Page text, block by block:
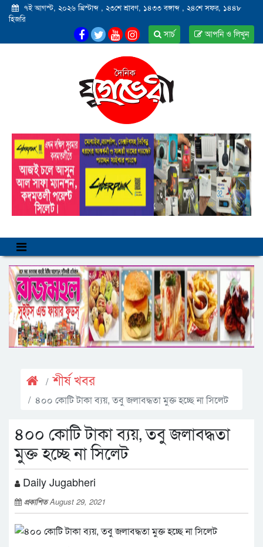
৭ই আগস্ট, ২০২৬ খ্রিস্টাব্দ , ২৩শে শ্রাবণ, ১৪৩৩ বঙ্গাব্দ , ২৪শে সফর, ১৪৪৮
হিজরি
আপনি ও লিখুন
সার্চ
শীর্ষ খবর
৪০০ কোটি টাকা ব্যয়, তবু জলাবদ্ধতা মুক্ত হচ্ছে না সিলেট
৪০০ কোটি টাকা ব্যয়, তবু জলাবদ্ধতা
মুক্ত হচ্ছে না সিলেট
Daily Jugabheri
প্রকাশিতAugust 29, 2021